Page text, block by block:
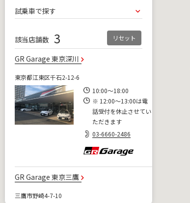
該当店舗数 3 リセット
GR Garage 東京深川
東京都江東区千石2-12-6
10:00～18:00
※ 12:00～13:00は電
話受付を休止させてい
ただきます
03-6660-2486
GR Garage 東京三鷹
三鷹市野崎4-7-10